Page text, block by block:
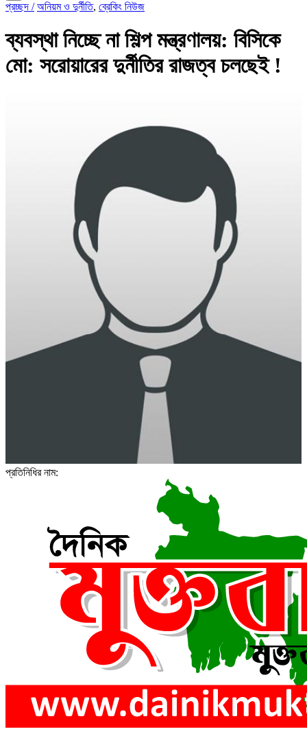
প্রচ্ছদ / অনিয়ম ও দুর্নীতি, ব্রেকিং নিউজ
ব্যবস্থা নিচ্ছে না শিল্প মন্ত্রণালয়: বিসিকে
মো: সরোয়ারের দুর্নীতির রাজত্ব চলছেই !
প্রতিনিধির নাম: